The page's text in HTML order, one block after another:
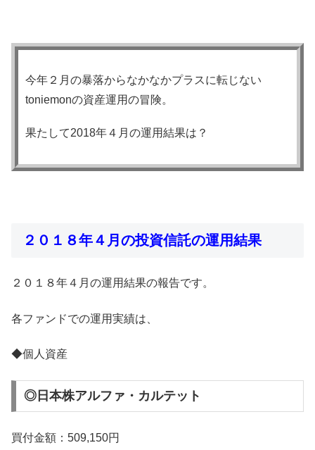
今年２月の暴落からなかなかプラスに転じない
toniemonの資産運用の冒険。
果たして2018年４月の運用結果は？
２０１８年４月の投資信託の運用結果
２０１８年４月の運用結果の報告です。
各ファンドでの運用実績は、
◆個人資産
◎日本株アルファ・カルテット
買付金額：509,150円